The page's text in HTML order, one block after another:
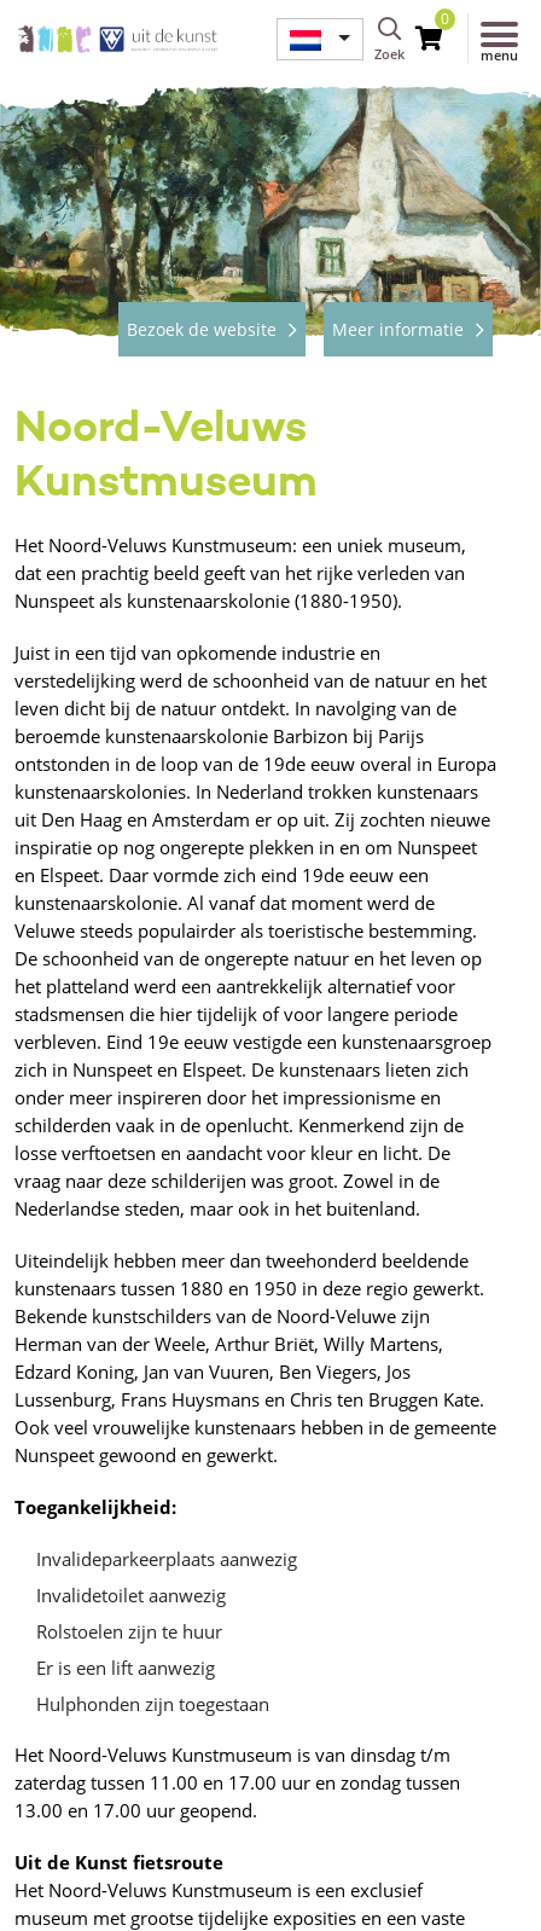
Zoek
0
menu
Bezoek de website Meer informatie
Noord-Veluws
Kunstmuseum
Het Noord-Veluws Kunstmuseum: een uniek museum,
dat een prachtig beeld geeft van het rijke verleden van
Nunspeet als kunstenaarskolonie (1880-1950).
Juist in een tijd van opkomende industrie en
verstedelijking werd de schoonheid van de natuur en het
leven dicht bij de natuur ontdekt. In navolging van de
beroemde kunstenaarskolonie Barbizon bij Parijs
ontstonden in de loop van de 19de eeuw overal in Europa
kunstenaarskolonies. In Nederland trokken kunstenaars
uit Den Haag en Amsterdam er op uit. Zij zochten nieuwe
inspiratie op nog ongerepte plekken in en om Nunspeet
en Elspeet. Daar vormde zich eind 19de eeuw een
kunstenaarskolonie. Al vanaf dat moment werd de
Veluwe steeds populairder als toeristische bestemming.
De schoonheid van de ongerepte natuur en het leven op
het platteland werd een aantrekkelijk alternatief voor
stadsmensen die hier tijdelijk of voor langere periode
verbleven. Eind 19e eeuw vestigde een kunstenaarsgroep
zich in Nunspeet en Elspeet. De kunstenaars lieten zich
onder meer inspireren door het impressionisme en
schilderden vaak in de openlucht. Kenmerkend zijn de
losse verftoetsen en aandacht voor kleur en licht. De
vraag naar deze schilderijen was groot. Zowel in de
Nederlandse steden, maar ook in het buitenland.
Uiteindelijk hebben meer dan tweehonderd beeldende
kunstenaars tussen 1880 en 1950 in deze regio gewerkt.
Bekende kunstschilders van de Noord-Veluwe zijn
Herman van der Weele, Arthur Briët, Willy Martens,
Edzard Koning, Jan van Vuuren, Ben Viegers, Jos
Lussenburg, Frans Huysmans en Chris ten Bruggen Kate.
Ook veel vrouwelijke kunstenaars hebben in de gemeente
Nunspeet gewoond en gewerkt.
Toegankelijkheid:
Invalideparkeerplaats aanwezig
Invalidetoilet aanwezig
Rolstoelen zijn te huur
Er is een lift aanwezig
Hulphonden zijn toegestaan
Het Noord-Veluws Kunstmuseum is van dinsdag t/m
zaterdag tussen 11.00 en 17.00 uur en zondag tussen
13.00 en 17.00 uur geopend.
Uit de Kunst fietsroute
Het Noord-Veluws Kunstmuseum is een exclusief
museum met grootse tijdelijke exposities en een vaste